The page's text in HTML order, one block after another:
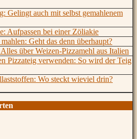
Gelingt auch mit selbst gemahlenem
Aufpassen bei einer Zöliakie
Geht das denn überhaupt?
über Weizen-Pizzamehl aus Italien
Pizzateig verwenden: So wird der Teig
Wo steckt wieviel drin?